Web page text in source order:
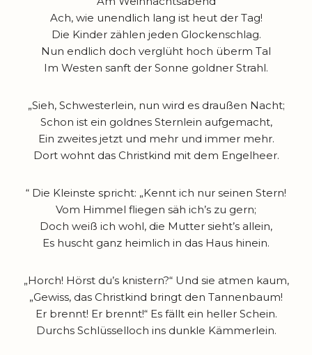
Ach, wie unendlich lang ist heut der Tag!
Die Kinder zählen jeden Glockenschlag.
Nun endlich doch verglüht hoch überm Tal
Im Westen sanft der Sonne goldner Strahl.
„Sieh, Schwesterlein, nun wird es draußen Nacht;
Schon ist ein goldnes Sternlein aufgemacht,
Ein zweites jetzt und mehr und immer mehr.
Dort wohnt das Christkind mit dem Engelheer.
“ Die Kleinste spricht: „Kennt ich nur seinen Stern!
Vom Himmel fliegen säh ich’s zu gern;
Doch weiß ich wohl, die Mutter sieht’s allein,
Es huscht ganz heimlich in das Haus hinein.
„Horch! Hörst du’s knistern?“ Und sie atmen kaum,
„Gewiss, das Christkind bringt den Tannenbaum!
Er brennt! Er brennt!“ Es fällt ein heller Schein.
Durchs Schlüsselloch ins dunkle Kämmerlein.